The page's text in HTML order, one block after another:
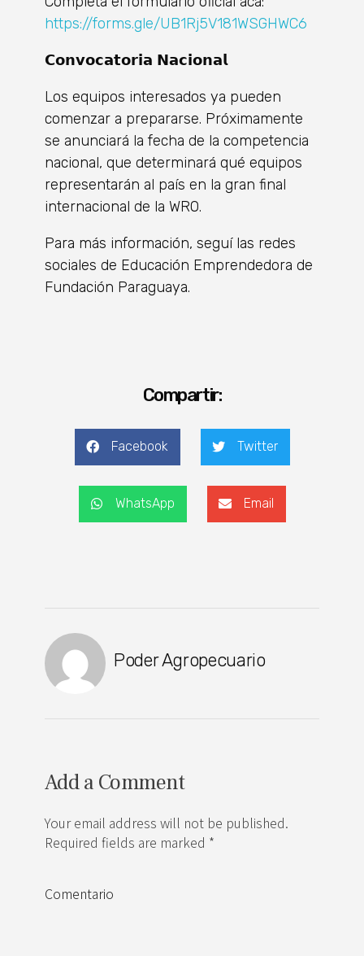
https://forms.gle/UB1Rj5V181WSGHWC6
𝗖𝗼𝗻𝘃𝗼𝗰𝗮𝘁𝗼𝗿𝗶𝗮 𝗡𝗮𝗰𝗶𝗼𝗻𝗮𝗹
Los equipos interesados ya pueden
comenzar a prepararse. Próximamente
se anunciará la fecha de la competencia
nacional, que determinará qué equipos
representarán al país en la gran final
internacional de la WRO.
Para más información, seguí las redes
sociales de Educación Emprendedora de
Fundación Paraguaya.
Compartir:
Facebook Twitter
WhatsApp Email
Poder Agropecuario
Add a Comment
Your email address will not be published.
Required fields are marked *
Comentario